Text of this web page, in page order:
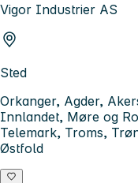
Vigor Industrier AS
Sted
Orkanger, Agder,
Innlandet, Møre og
Telemark, Troms,
Østfold